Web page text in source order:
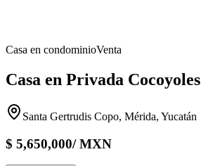
Casa en condominioVenta
Casa en Privada Cocoyoles
Santa Gertrudis Copo, Mérida, Yucatán
$ 5,650,000/MXN